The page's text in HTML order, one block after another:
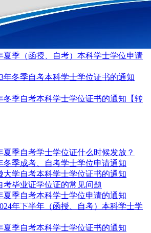
夏季（函授、自考）本科学士学位申请
冬季自考本科学士学位证书的通知【转
夏季自考学士学位证什么时候发放？
冬季成考、自考学士学位申请通知
大学自考本科学士学位证书的通知
考毕业证学位证的常见问题
夏季自考本科学士学位申请的通知
年下半年（函授、自考）本科学士学
夏季自考本科学士学位证书的通知